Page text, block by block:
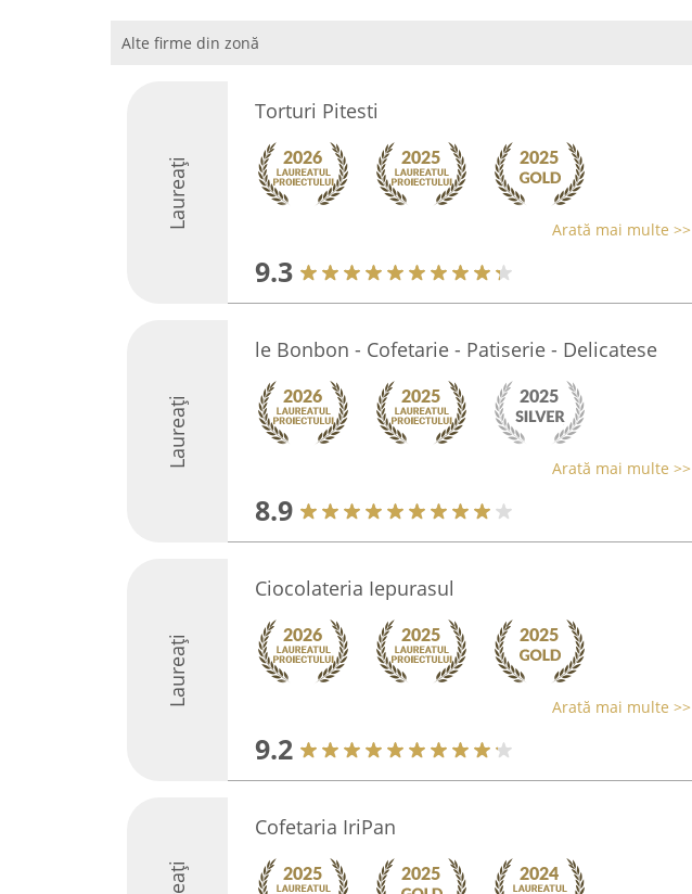
Alte firme din zonă
Laureați
Torturi Pitesti
Arată mai multe >>
9.3
Laureați
le Bonbon - Cofetarie - Patiserie - Delicatese
Arată mai multe >>
8.9
Laureați
Ciocolateria Iepurasul
Arată mai multe >>
9.2
Cofetaria IriPan